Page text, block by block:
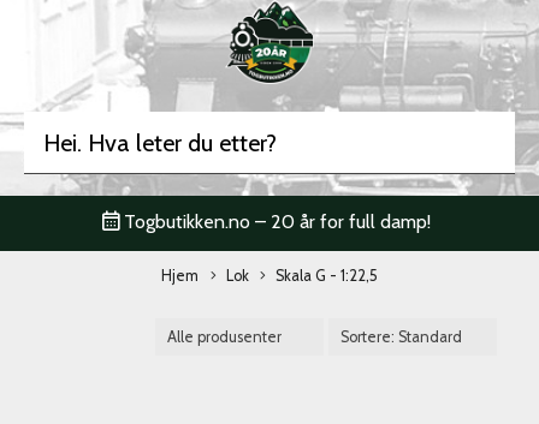
Togbutikken.no – 20 år for full damp!
Hjem Lok Skala G - 1:22,5